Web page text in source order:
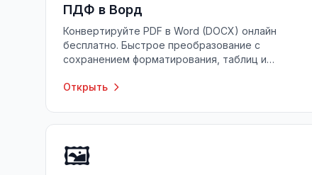
ПДФ в Ворд
Конвертируйте PDF в Word (DOCX) онлайн
бесплатно. Быстрое преобразование с
сохранением форматирования, таблиц и
ограничений.
Открыть
🖼️